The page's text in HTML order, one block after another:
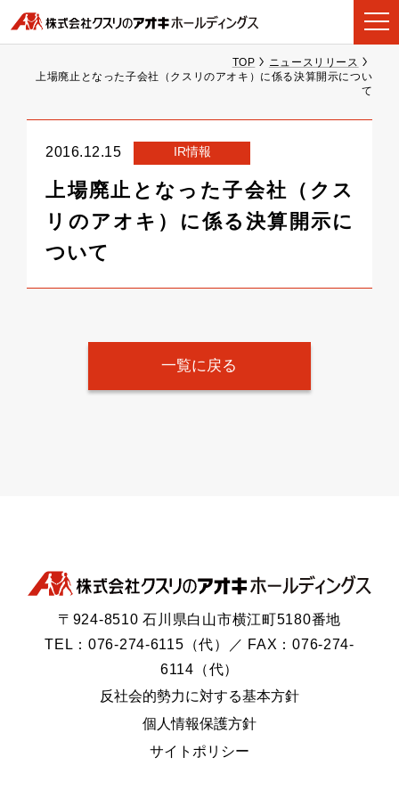
TOP
ニュースリリース
上場廃止となった子会社（クスリのアオキ）に係る決算開示につい
て
2016.12.15 IR情報
上場廃止となった子会社（クス
リのアオキ）に係る決算開示に
ついて
一覧に戻る
〒924-8510 石川県白山市横江町5180番地
TEL：076-274-6115（代）／ FAX：076-274-
6114（代）
反社会的勢力に対する基本方針
個人情報保護方針
サイトポリシー